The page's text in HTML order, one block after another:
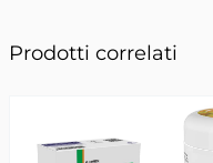
Prodotti correlati